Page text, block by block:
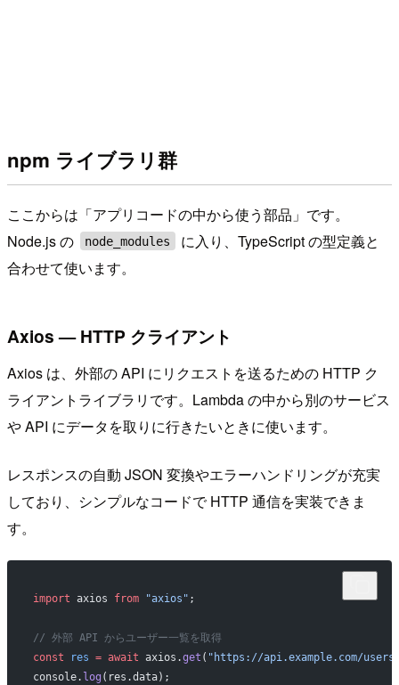
npm ライブラリ群
ここからは「アプリコードの中から使う部品」です。
Node.js の
node_modules
に入り、TypeScript の型定義と
合わせて使います。
Axios — HTTP クライアント
Axios は、外部の API にリクエストを送るための HTTP ク
ライアントライブラリです。Lambda の中から別のサービス
や API にデータを取りに行きたいときに使います。
レスポンスの自動 JSON 変換やエラーハンドリングが充実
しており、シンプルなコードで HTTP 通信を実装できま
す。
import axios from "axios" ;
// 外部 API からユーザー一覧を取得
const res = await axios.get ( "https://api.example.com/
console. log (res.data);